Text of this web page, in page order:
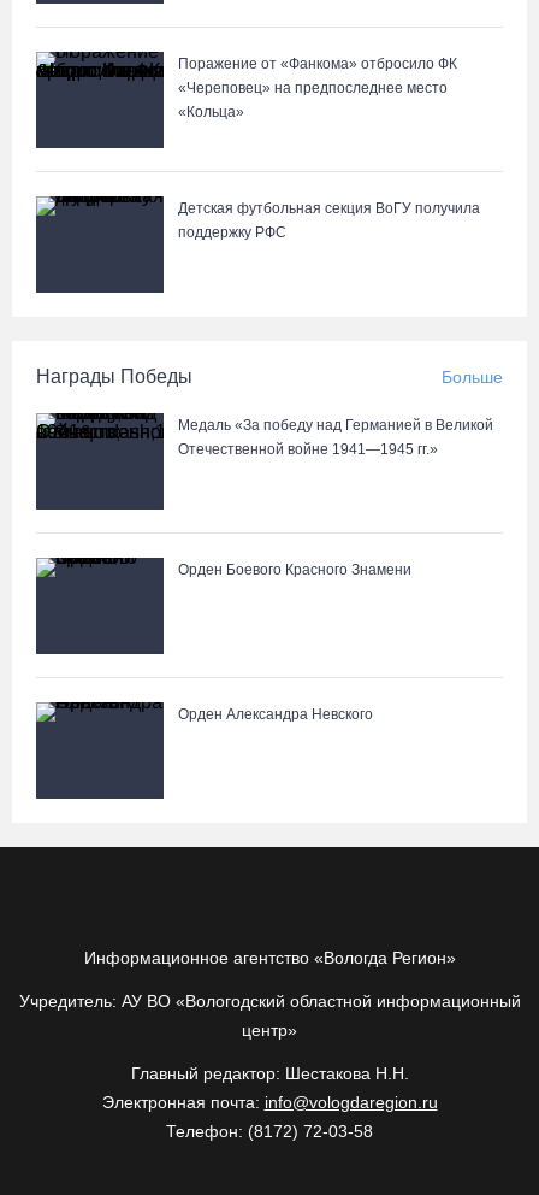
Поражение от «Фанкома» отбросило ФК
«Череповец» на предпоследнее место
«Кольца»
Детская футбольная секция ВоГУ получила
поддержку РФС
Награды Победы Больше
Медаль «За победу над Германией в Великой
Отечественной войне 1941—1945 гг.»
Орден Боевого Красного Знамени
Орден Александра Невского
Информационное агентство «Вологда Регион»
Учредитель: АУ ВО «Вологодский областной информационный
центр»
Главный редактор: Шестакова Н.Н.
Электронная почта: info@vologdaregion.ru
Телефон: (8172) 72-03-58